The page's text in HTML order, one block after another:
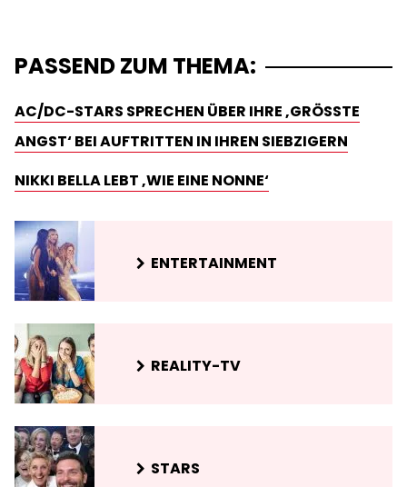
PASSEND ZUM THEMA:
AC/DC-STARS SPRECHEN ÜBER IHRE ‚GRÖSSTE A
NGST‘ BEI AUFTRITTEN IN IHREN SIEBZIGERN
NIKKI BELLA LEBT ‚WIE EINE NONNE‘
ENTERTAINMENT
REALITY-TV
STARS